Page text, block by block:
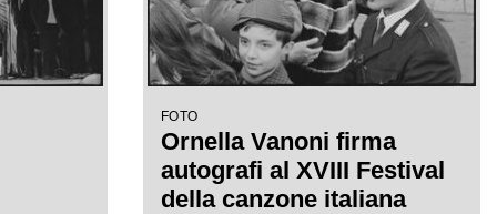
FOTO
Ornella Vanoni firma
autografi al XVIII Festival
della canzone italiana